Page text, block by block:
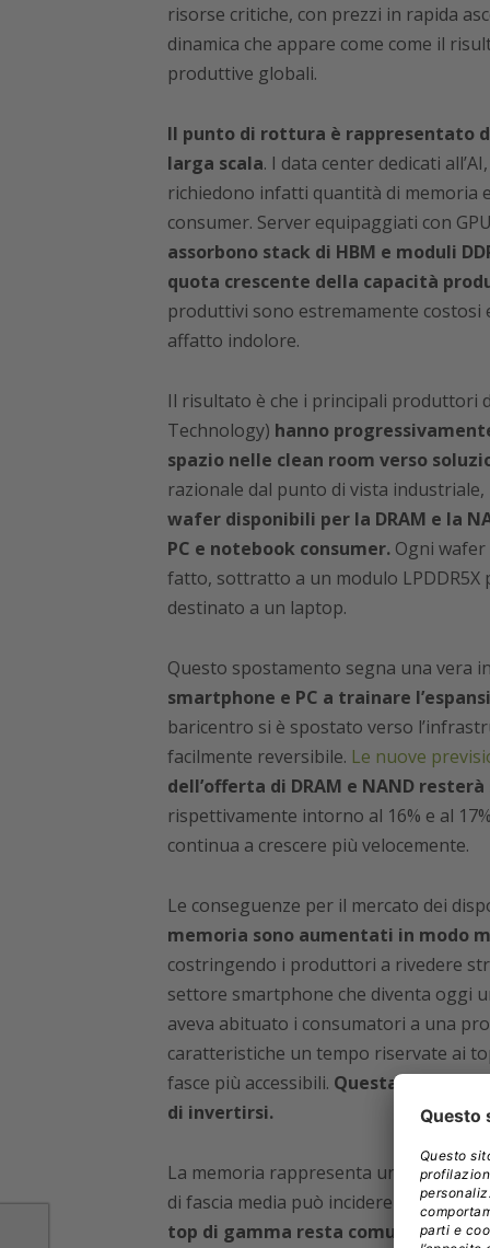
risorse critiche, con prezzi in rapida
dinamica che appare come come il
produttive globali.
Il punto di rottura è rappresentato
larga scala. I data center dedicati
richiedono infatti quantità di
consumer. Server equipaggiati con
assorbono stack di HBM e moduli
quota crescente della capacità
produttivi sono estremamente costosi
affatto indolore.
Il risultato è che i principali produttori
Technology) hanno
spazio nelle clean room verso
razionale dal punto di vista
wafer disponibili per la DRAM e la
PC e notebook consumer.Ogni wafer
fatto, sottratto a un modulo LPDDR5X
destinato a un laptop.
Questo spostamento segna una vera
smartphone e PC a trainare
baricentro si è spostato verso
facilmente reversibile. Le nuove
dell’offerta di DRAM e NAND
rispettivamente intorno al 16% e al
continua a crescere più velocemente.
Le conseguenze per il mercato dei
memoria sono aumentati in modo
costringendo i produttori a rivedere
settore smartphone che diventa oggi
aveva abituato i consumatori a una
caratteristiche un tempo riservate ai
fasce più accessibili. Questa
di invertirsi.
La memoria rappresenta una voce
di fascia media può incidere fino a un
top di gamma resta comunque una